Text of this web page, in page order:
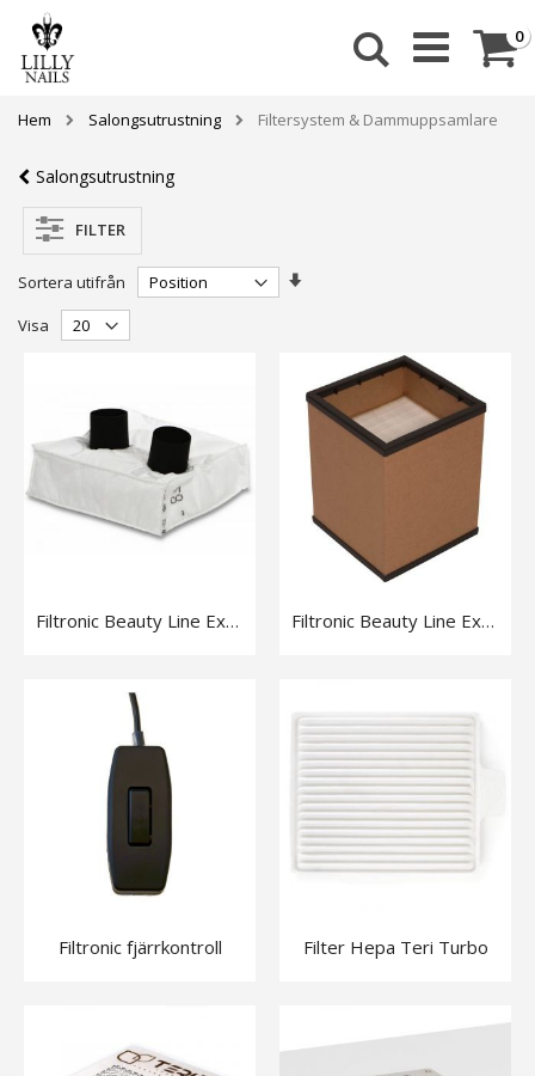
Skip
Content
0
Sök
Hem Salongsutrustning Filtersystem & Dammuppsamlare
Sortera utifrån
Stigande
Visa
Filtronic Beauty Line Exclusive Förfilter 2 stos Filtronic Beauty Line Exclusive Huvudfilter
Filtronic fjärrkontroll Filter Hepa Teri Turbo
Salongsutrustning
FILTER